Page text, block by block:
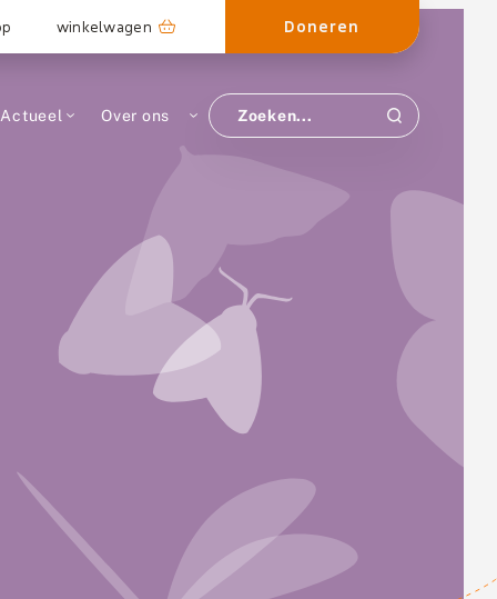
winkelwagen Doneren
Actueel Over ons